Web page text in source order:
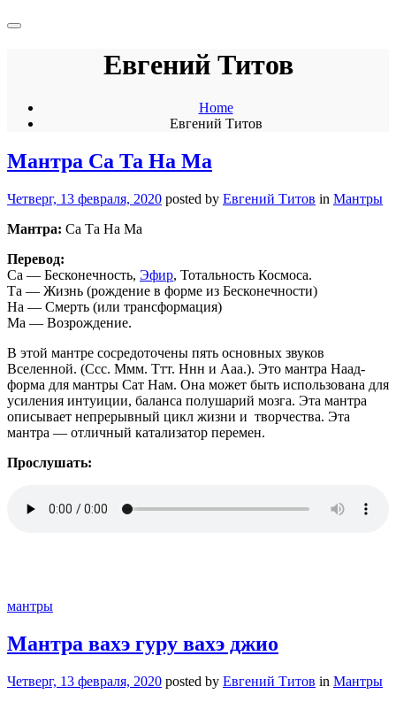
Евгений Титов
Home
Евгений Титов
Мантра Са Та На Ма
Четверг, 13 февраля, 2020 posted by Евгений Титов in Мантры
Мантра: Са Та На Ма
Перевод:
Са — Бесконечность, Эфир, Тотальность Космоса.
Та — Жизнь (рождение в форме из Бесконечности)
На — Смерть (или трансформация)
Ма — Возрождение.
В этой мантре сосредоточены пять основных звуков
Вселенной. (Ссс. Ммм. Ттт. Ннн и Ааа.). Это мантра Наад-
форма для мантры Сат Нам. Она может быть использована для
усиления интуиции, баланса полушарий мозга. Эта мантра
описывает непрерывный цикл жизни и творчества. Эта
мантра — отличный катализатор перемен.
Прослушать:
мантры
Мантра вахэ гуру вахэ джио
Четверг, 13 февраля, 2020 posted by Евгений Титов in Мантры